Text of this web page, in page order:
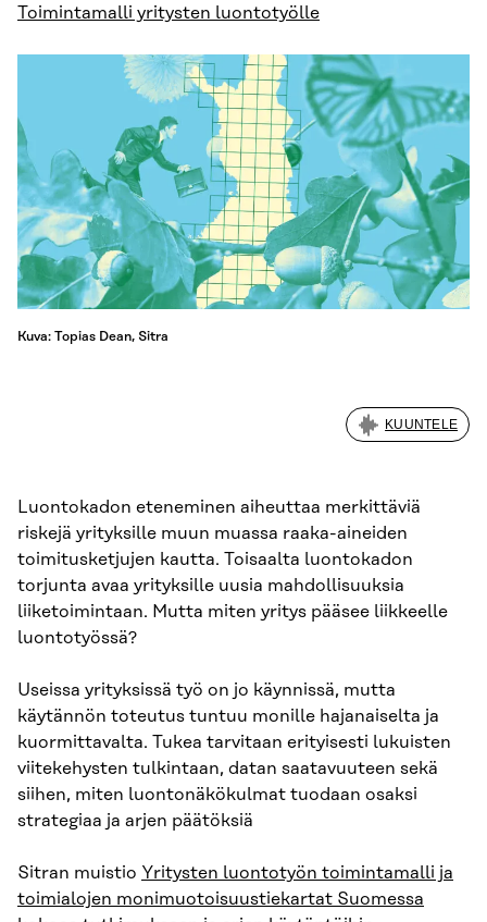
Toimintamalli yritysten luontotyölle
Kuva: Topias Dean, Sitra
KUUNTELE
Luontokadon eteneminen aiheuttaa merkittäviä
riskejä yrityksille muun muassa raaka-aineiden
toimitusketjujen kautta. Toisaalta luontokadon
torjunta avaa yrityksille uusia mahdollisuuksia
liiketoimintaan. Mutta miten yritys pääsee liikkeelle
luontotyössä?
Useissa yrityksissä työ on jo käynnissä, mutta
käytännön toteutus tuntuu monille hajanaiselta ja
kuormittavalta. Tukea tarvitaan erityisesti lukuisten
viitekehysten tulkintaan, datan saatavuuteen sekä
siihen, miten luontonäkökulmat tuodaan osaksi
strategiaa ja arjen päätöksiä
Sitran muistio Yritysten luontotyön toimintamalli ja
toimialojen monimuotoisuustiekartat Suomessa